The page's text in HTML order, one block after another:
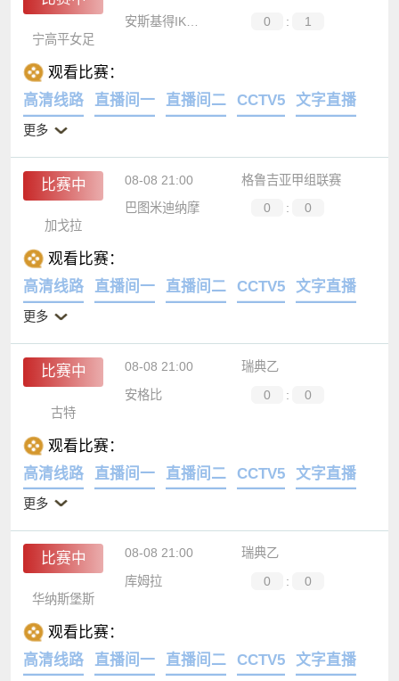
安斯基得IK女足
0 :
1
宁高平女足
观看比赛：
高清线路
直播间一 直播间二 CCTV5 文字直播
更多
比赛中 08-08 21:00
格鲁吉亚甲组联赛
巴图米迪纳摩
0 :
0
加戈拉
观看比赛：
高清线路
直播间一 直播间二 CCTV5 文字直播
更多
比赛中 08-08 21:00
瑞典乙
安格比
0 :
0
古特
观看比赛：
高清线路
直播间一 直播间二 CCTV5 文字直播
更多
比赛中 08-08 21:00
瑞典乙
库姆拉
0 :
0
华纳斯堡斯
观看比赛：
高清线路
直播间一 直播间二 CCTV5 文字直播